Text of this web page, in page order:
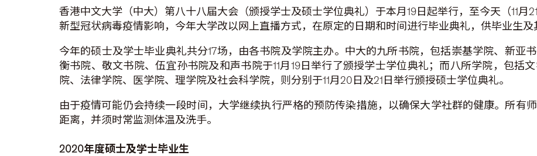
香港中文大学（中大）第八十八届大会（颁授学士及硕士学位典礼）于本月19日起举行，至今天（11月
新型冠状病毒疫情影响，今年大学改以网上直播方式，在原定的日期和时间进行毕业典礼，供毕业生及
今年的硕士及学士毕业典礼共分17场，由各书院及学院主办。中大的九所书院，包括崇基学院、新亚
衡书院、敬文书院、伍宜孙书院及和声书院于11月19日举行了颁授学士学位典礼；而八所学院，包括
院、法律学院、医学院、理学院及社会科学院，则分别于11月20日及21日举行颁授硕士学位典礼。
由于疫情可能仍会持续一段时间，大学继续执行严格的预防传染措施，以确保大学社群的健康。所有
距离，并须时常监测体温及洗手。
2020年度硕士及学士毕业生